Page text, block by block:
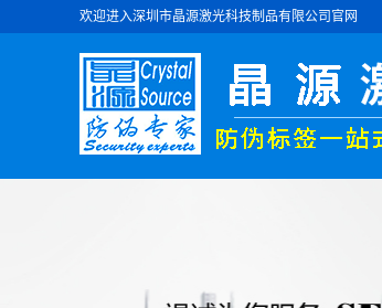
欢迎进入深圳市晶源激光科技制品有限公司官网